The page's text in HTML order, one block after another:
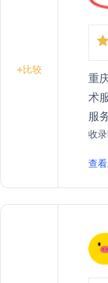
+比较
重
术
服
多
收
查